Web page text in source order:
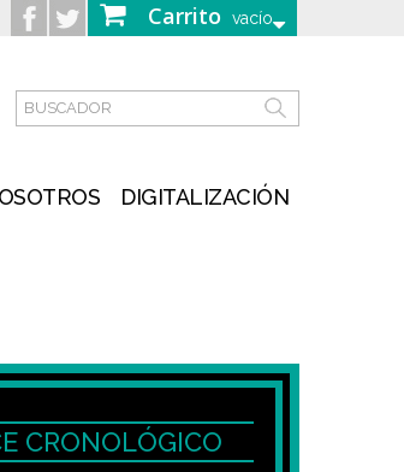
Carrito vacío
DIGITALIZACIÓN
CRONOLÓGICO